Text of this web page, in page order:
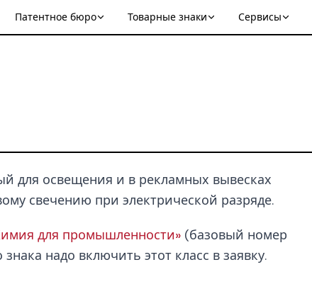
Патентное бюро Товарные знаки Сервисы
для освещения и в рекламных вывесках
свечению при электрической разряде.
для промышленности» (базовый номер
надо включить этот класс в заявку.